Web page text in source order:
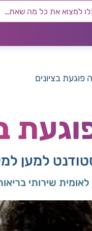
פוגעת בציונים
למען
שירותי